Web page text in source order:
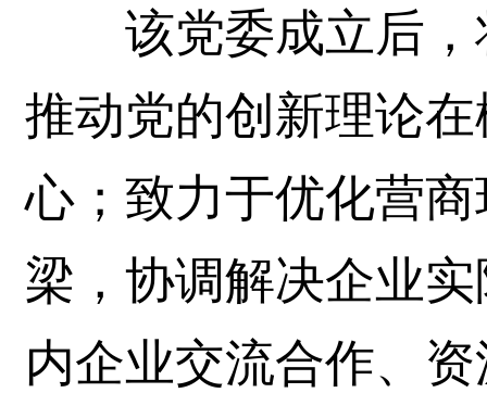
该党委成立后，
推动党的创新理论
心；致力于优化营
梁，协调解决企业
内企业交流合作、